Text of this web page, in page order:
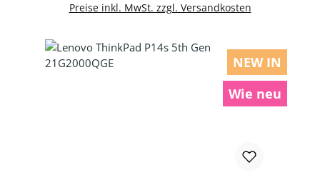
Preise inkl. MwSt. zzgl. Versandkosten
NEW IN
Wie neu